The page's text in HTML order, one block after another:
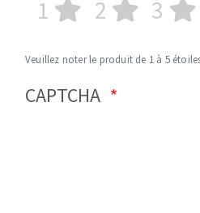
1 2 3
Veuillez noter le produit de 1 à 5
CAPTCHA